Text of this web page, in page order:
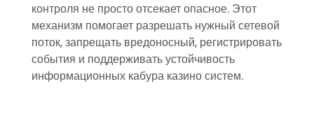
контроля не просто отсекает опасное. Этот
механизм помогает разрешать нужный сетевой
поток, запрещать вредоносный, регистрировать
события и поддерживать устойчивость
информационных кабура казино систем.